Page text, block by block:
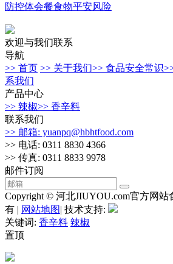
防控体会餐食物平安风险
欢迎与我们联系
导航
>> 首页 >> 关于我们>> 食品安全常识
系我们
产品中心
>> 辣椒>> 香辛料
联系我们
>> 邮箱: yuanpq@hbhtfood.com
>> 电话: 0311 8830 4366
>> 传真: 0311 8833 9978
邮件订阅
Copyright © 河北JIUYOU.com官方网
有 | 网站地图| 技术支持:
关键词: 香辛料 辣椒
置顶